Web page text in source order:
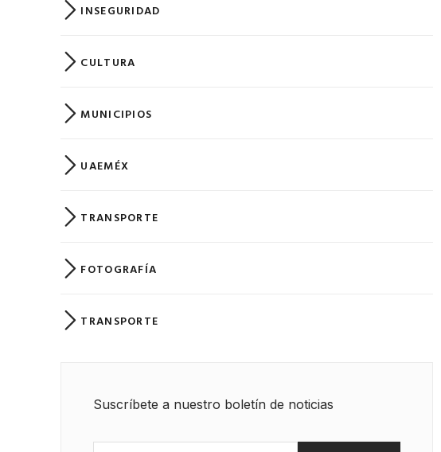
INSEGURIDAD
CULTURA
MUNICIPIOS
UAEMÉX
TRANSPORTE
FOTOGRAFÍA
TRANSPORTE
Suscríbete a nuestro boletín de noticias